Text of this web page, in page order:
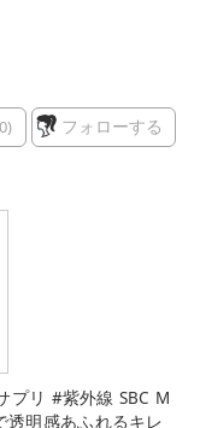
0) フォローする
#紫外線 SBC M